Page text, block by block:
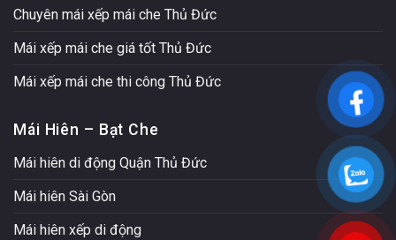
Chuyên mái xếp mái che Thủ Đức
Mái xếp mái che giá tốt Thủ Đức
Mái xếp mái che thi công Thủ Đức
Mái Hiên – Bạt Che
Mái hiên di động Quận Thủ Đức
Mái hiên Sài Gòn
Mái hiên xếp di động